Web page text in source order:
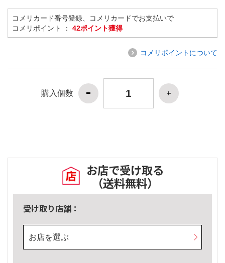
コメリカード番号登録、コメリカードでお支払いで
コメリポイント ： 42ポイント獲得
コメリポイントについて
購入個数
お店で受け取る
（送料無料）
受け取り店舗：
お店を選ぶ